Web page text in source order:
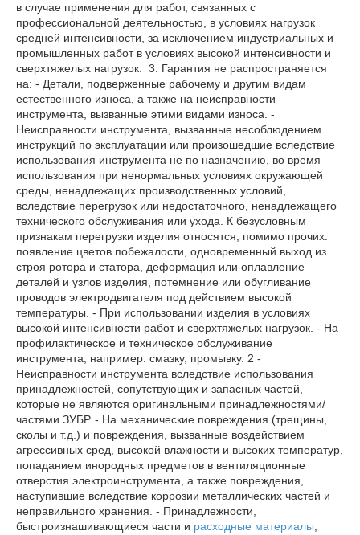
в случае применения для работ, связанных с
профессиональной деятельностью, в условиях нагрузок
средней интенсивности, за исключением индустриальных и
промышленных работ в условиях высокой интенсивности и
сверхтяжелых нагрузок. 3. Гарантия не распространяется
на: - Детали, подверженные рабочему и другим видам
естественного износа, а также на неисправности
инструмента, вызванные этими видами износа. -
Неисправности инструмента, вызванные несоблюдением
инструкций по эксплуатации или произошедшие вследствие
использования инструмента не по назначению, во время
использования при ненормальных условиях окружающей
среды, ненадлежащих производственных условий,
вследствие перегрузок или недостаточного, ненадлежащего
технического обслуживания или ухода. К безусловным
признакам перегрузки изделия относятся, помимо прочих:
появление цветов побежалости, одновременный выход из
строя ротора и статора, деформация или оплавление
деталей и узлов изделия, потемнение или обугливание
проводов электродвигателя под действием высокой
температуры. - При использовании изделия в условиях
высокой интенсивности работ и сверхтяжелых нагрузок. - На
профилактическое и техническое обслуживание
инструмента, например: смазку, промывку. 2 -
Неисправности инструмента вследствие использования
принадлежностей, сопутствующих и запасных частей,
которые не являются оригинальными принадлежностями/
частями ЗУБР. - На механические повреждения (трещины,
сколы и т.д.) и повреждения, вызванные воздействием
агрессивных сред, высокой влажности и высоких температур,
попаданием инородных предметов в вентиляционные
отверстия электроинструмента, а также повреждения,
наступившие вследствие коррозии металлических частей и
неправильного хранения. - Принадлежности,
быстроизнашивающиеся части и расходные материалы